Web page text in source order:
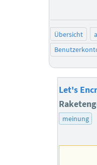
Übersicht
Let's
meinung